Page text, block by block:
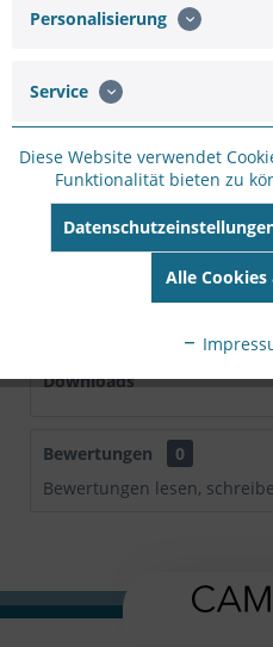
Hersteller Artikel-
Beschreibung
Decoder, supports Output:
1*VGA/1*HDMI(4K), odd
3840*2160@30HZ,...mehr
Hersteller Hikvision EAN/
Downloads
Bewertungen
0
Bewertungen lesen,
Personalisierung
Service
Diese Website verwendet
Funktionalität bieten zu
Alle